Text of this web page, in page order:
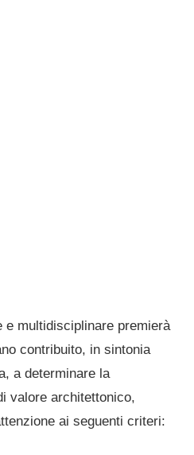
e multidisciplinare premierà
contribuito, in sintonia
a determinare la
valore architettonico,
ai seguenti criteri: